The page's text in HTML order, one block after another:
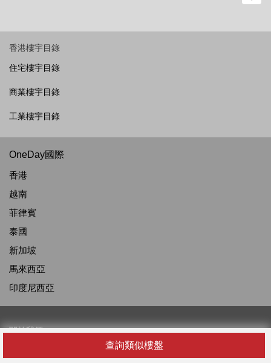
查詢類似樓盤
香港樓宇目錄
住宅樓宇目錄
商業樓宇目錄
工業樓宇目錄
OneDay國際
香港
越南
菲律賓
泰國
新加坡
馬來西亞
印度尼西亞
關於我們
關於我們